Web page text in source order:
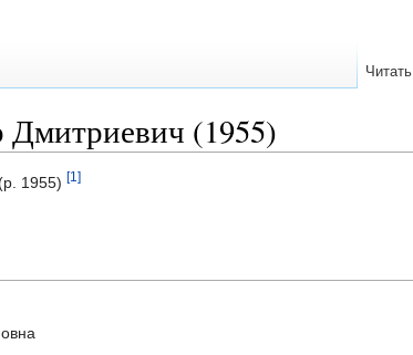
Дмитриевич (1955)
(р. 1955) [1]
Читать